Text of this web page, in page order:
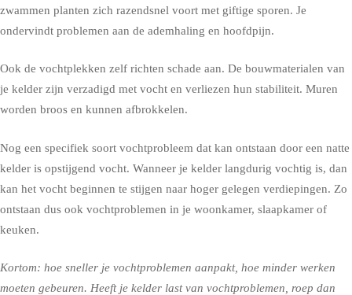
zwammen planten zich razendsnel voort met giftige sporen. Je
ondervindt problemen aan de ademhaling en hoofdpijn.
Ook de vochtplekken zelf richten schade aan. De bouwmaterialen van
je kelder zijn verzadigd met vocht en verliezen hun stabiliteit. Muren
worden broos en kunnen afbrokkelen.
Nog een specifiek soort vochtprobleem dat kan ontstaan door een natte
kelder is opstijgend vocht. Wanneer je kelder langdurig vochtig is, dan
kan het vocht beginnen te stijgen naar hoger gelegen verdiepingen. Zo
ontstaan dus ook vochtproblemen in je woonkamer, slaapkamer of
keuken.
Kortom: hoe sneller je vochtproblemen aanpakt, hoe minder werken
moeten gebeuren. Heeft je kelder last van vochtproblemen, roep dan